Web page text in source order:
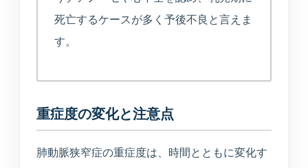
死亡するケースが多く予後不良と言えま
す。
重症度の変化と注意点
肺動脈狭窄症の重症度は、時間とともに変化す